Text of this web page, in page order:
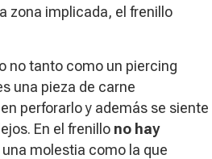
zona implicada, el frenillo
no tanto como un piercing
una pieza de carne
perforarlo y además se siente
En el frenillo no hay
una molestia como la que